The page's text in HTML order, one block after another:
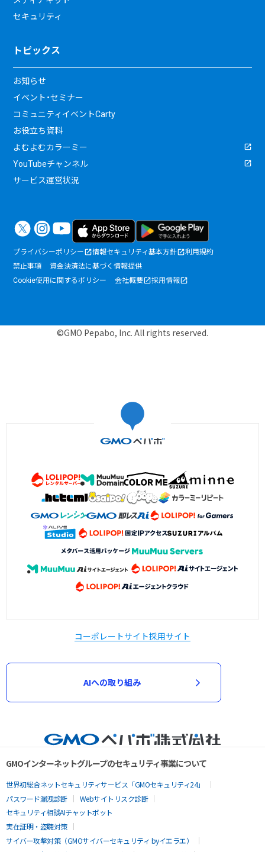
セキュリティ
トピックス
お知らせ
イベント・セミナー
コミュニティイベントCarty
お役立ち資料
よむよむカラーミー
YouTubeチャンネル
サービス運営状況
プライバシーポリシー 情報セキュリティ基本方針
利用規約
禁止事項
資金決済法に基づく情報提供
Cookie使用に関するポリシー
会社概要 採用情報
©GMO Pepabo, Inc. All rights reserved.
コーポレートサイト採用サイト
AIへの取り組み
GMOインターネットグループのセキュリティ事業について
世界初総合ネットセキュリティサービス「GMOセキュリティ24」
パスワード漏洩診断
Webサイトリスク診断
セキュリティ相談AIチャットボット
実在証明・盗聴対策
サイバー攻撃対策（GMOサイバーセキュリティ byイエラエ）